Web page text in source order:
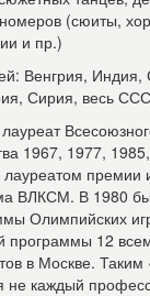
(сюиты,
и пр.)
Венгрия,
Сирия, весь
1967, 1977,
лауреатом
ВЛКСМ. В 1980
Олимпийских
программы 12
в Москве.
не каждый